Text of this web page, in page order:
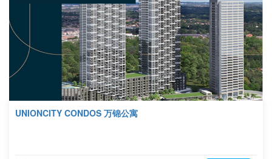
UNIONCITY CONDOS 万锦公寓